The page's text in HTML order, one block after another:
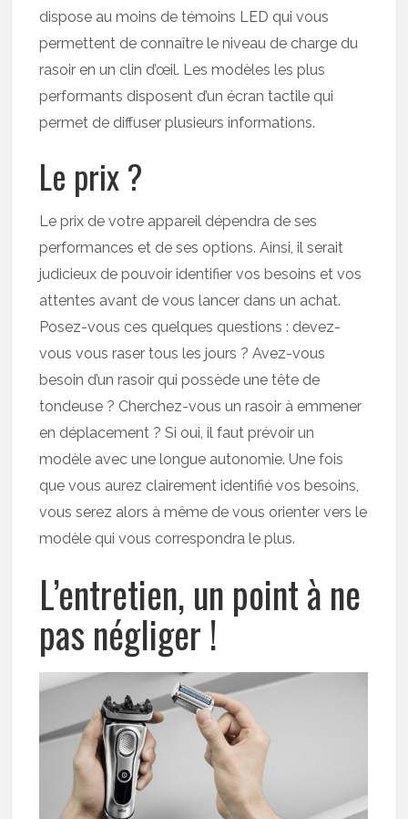
dispose au moins de témoins LED qui vous
permettent de connaître le niveau de charge du
rasoir en un clin d’œil. Les modèles les plus
performants disposent d’un écran tactile qui
permet de diffuser plusieurs informations.
Le prix ?
Le prix de votre appareil dépendra de ses
performances et de ses options. Ainsi, il serait
judicieux de pouvoir identifier vos besoins et vos
attentes avant de vous lancer dans un achat.
Posez-vous ces quelques questions : devez-
vous vous raser tous les jours ? Avez-vous
besoin d’un rasoir qui possède une tête de
tondeuse ? Cherchez-vous un rasoir à emmener
en déplacement ? Si oui, il faut prévoir un
modèle avec une longue autonomie. Une fois
que vous aurez clairement identifié vos besoins,
vous serez alors à même de vous orienter vers le
modèle qui vous correspondra le plus.
L’entretien, un point à ne
pas négliger !